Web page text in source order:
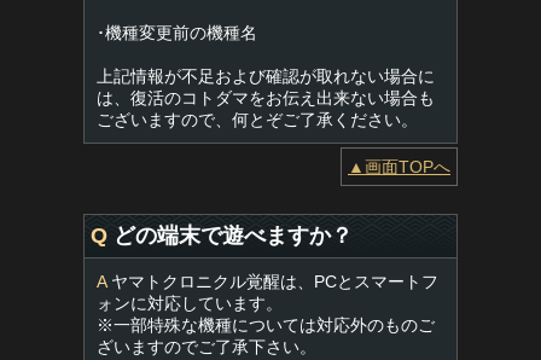
･機種変更前の機種名
上記情報が不足および確認が取れない場合に
は、復活のコトダマをお伝え出来ない場合も
ございますので、何とぞご了承ください。
▲画面TOPへ
Q どの端末で遊べますか？
Aヤマトクロニクル覚醒は、PCとスマートフ
ォンに対応しています。
※一部特殊な機種については対応外のものご
ざいますのでご了承下さい。